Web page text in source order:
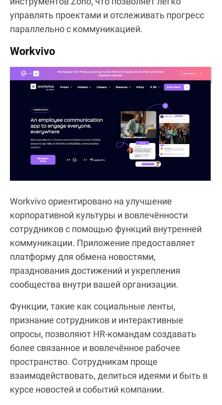
управлять проектами и отслеживать прогресс
параллельно с коммуникацией.
Workvivo
Workvivo ориентировано на улучшение
корпоративной культуры и вовлечённости
сотрудников с помощью функций внутренней
коммуникации. Приложение предоставляет
платформу для обмена новостями,
празднования достижений и укрепления
сообщества внутри вашей организации.
Функции, такие как социальные ленты,
признание сотрудников и интерактивные
опросы, позволяют HR-командам создавать
более связанное и вовлечённое рабочее
пространство. Сотрудникам проще
взаимодействовать, делиться идеями и быть в
курсе новостей и событий компании.